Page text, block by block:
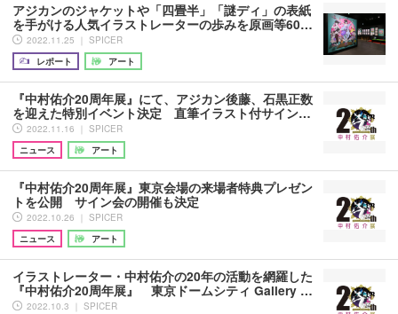
アジカンのジャケットや「四畳半」「謎ディ」の表紙
を手がける人気イラストレーターの歩みを原画等60…
2022.11.25 ｜ SPICER
レポート
アート
『中村佑介20周年展』にて、アジカン後藤、石黒正数
を迎えた特別イベント決定 直筆イラスト付サイン…
2022.11.16 ｜ SPICER
ニュース
アート
『中村佑介20周年展』東京会場の来場者特典プレゼン
トを公開 サイン会の開催も決定
2022.10.26 ｜ SPICER
ニュース
アート
イラストレーター・中村佑介の20年の活動を網羅した
『中村佑介20周年展』 東京ドームシティ Gallery …
2022.10.3 ｜ SPICER